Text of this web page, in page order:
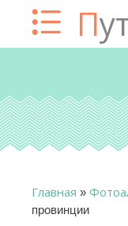
Главная »
провинции